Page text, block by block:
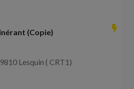
(Copie)
Lesquin ( CRT1)